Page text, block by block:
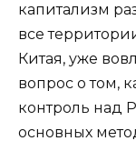
капитализм
все
Китая, уже
вопрос о том,
контроль над
основных